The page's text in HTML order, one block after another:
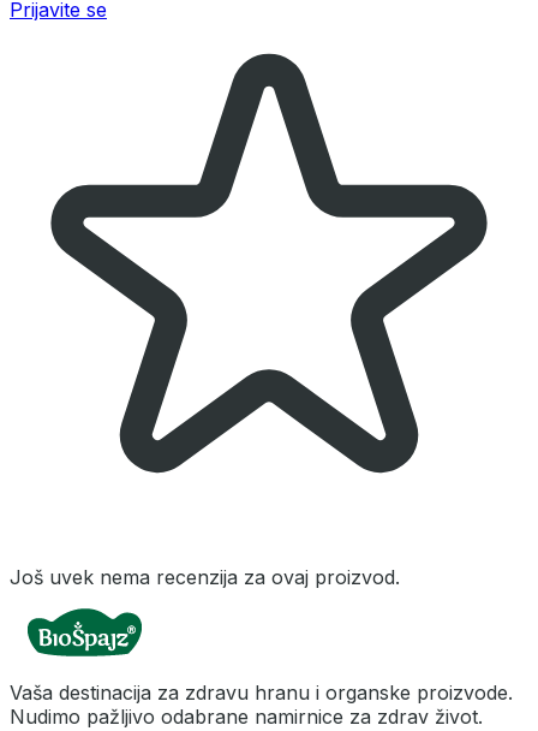
Prijavite se
Još uvek nema recenzija za ovaj proizvod.
Vaša destinacija za zdravu hranu i organske proizvode.
Nudimo pažljivo odabrane namirnice za zdrav život.